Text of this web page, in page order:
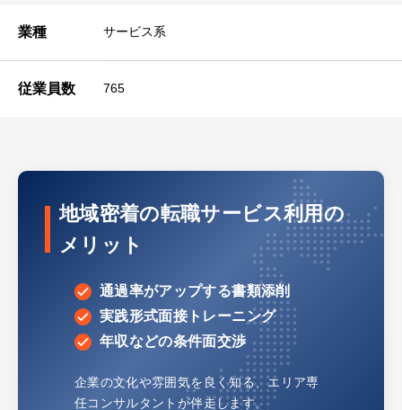
業種 サービス系
従業員数 765
地域密着の転職サービス利用の
メリット
通過率がアップする書類添削
実践形式面接トレーニング
年収などの条件面交渉
企業の文化や雰囲気を良く知る、エリア専
任コンサルタントが伴走します。